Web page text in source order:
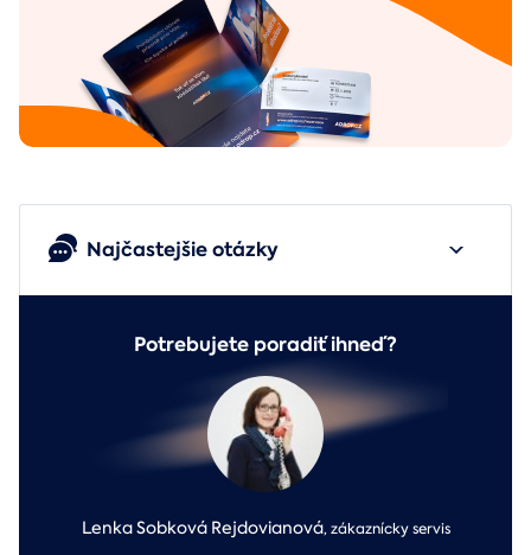
Najčastejšie otázky
Potrebujete poradiť ihneď?
Lenka Sobková Rejdovianová,zákaznícky servis